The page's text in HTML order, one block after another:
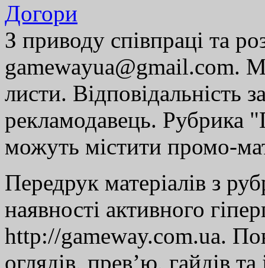
Догори
З приводу співпраці та
gamewayua@gmail.com.
листи. Відповідальність
рекламодавець. Рубрика
можуть містити промо-
Передрук матеріалів з
наявності активного
http://gameway.com.ua.
оглядів, прев’ю, гайдів